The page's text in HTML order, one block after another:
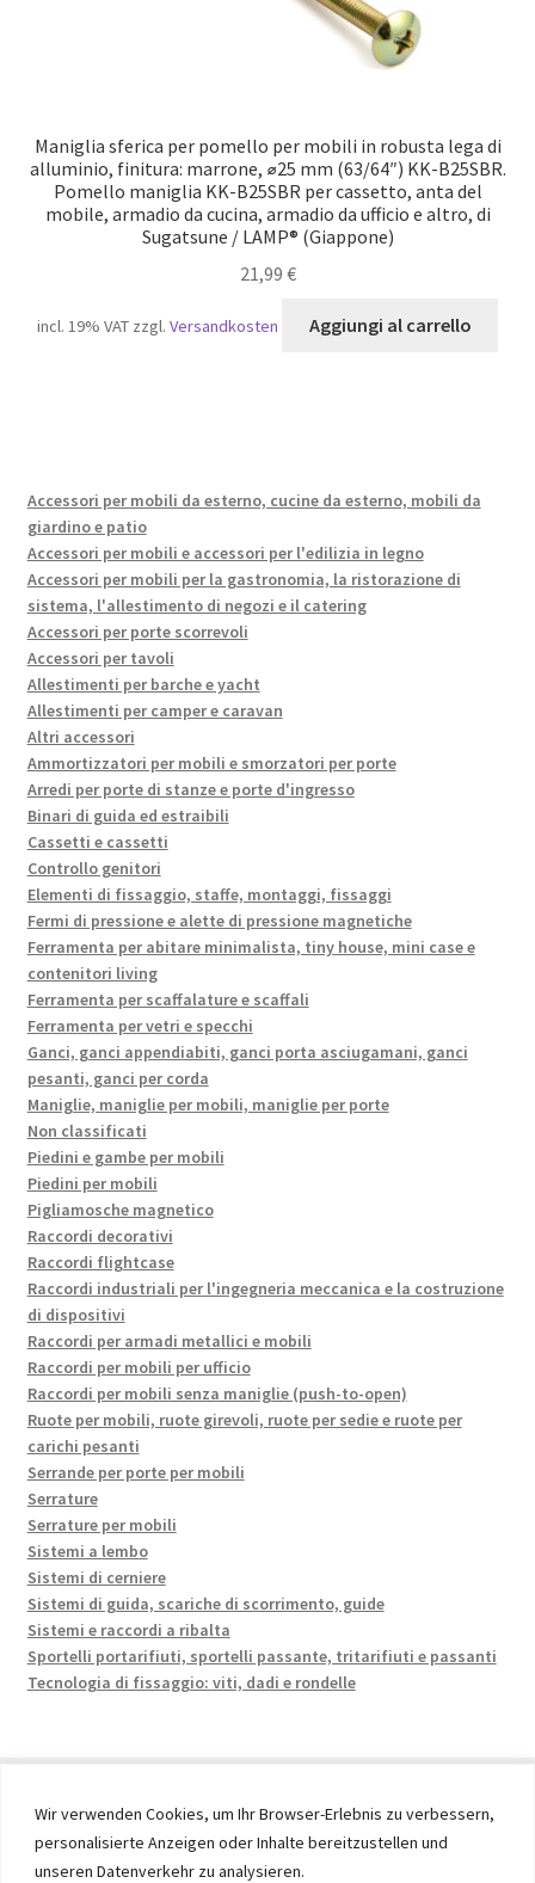
Wir verwenden Cookies, um Ihr Browser-Erlebnis zu verbessern,
personalisierte Anzeigen oder Inhalte bereitzustellen und
unseren Datenverkehr zu analysieren.
Maniglia sferica per pomello per mobili in robusta lega di
alluminio, finitura: marrone, ⌀25 mm (63/64″) KK-B25SBR.
Pomello maniglia KK-B25SBR per cassetto, anta del
mobile, armadio da cucina, armadio da ufficio e altro, di
Sugatsune / LAMP® (Giappone)
21,99 €
incl. 19% VAT zzgl. Versandkosten Aggiungi al carrello
Accessori per mobili da esterno, cucine da esterno, mobili da
giardino e patio
Accessori per mobili e accessori per l'edilizia in legno
Accessori per mobili per la gastronomia, la ristorazione di
sistema, l'allestimento di negozi e il catering
Accessori per porte scorrevoli
Accessori per tavoli
Allestimenti per barche e yacht
Allestimenti per camper e caravan
Altri accessori
Ammortizzatori per mobili e smorzatori per porte
Arredi per porte di stanze e porte d'ingresso
Binari di guida ed estraibili
Cassetti e cassetti
Controllo genitori
Elementi di fissaggio, staffe, montaggi, fissaggi
Fermi di pressione e alette di pressione magnetiche
Ferramenta per abitare minimalista, tiny house, mini case e
contenitori living
Ferramenta per scaffalature e scaffali
Ferramenta per vetri e specchi
Ganci, ganci appendiabiti, ganci porta asciugamani, ganci
pesanti, ganci per corda
Maniglie, maniglie per mobili, maniglie per porte
Non classificati
Piedini e gambe per mobili
Piedini per mobili
Pigliamosche magnetico
Raccordi decorativi
Raccordi flightcase
Raccordi industriali per l'ingegneria meccanica e la costruzione
di dispositivi
Raccordi per armadi metallici e mobili
Raccordi per mobili per ufficio
Raccordi per mobili senza maniglie (push-to-open)
Ruote per mobili, ruote girevoli, ruote per sedie e ruote per
carichi pesanti
Serrande per porte per mobili
Serrature
Serrature per mobili
Sistemi a lembo
Sistemi di cerniere
Sistemi di guida, scariche di scorrimento, guide
Sistemi e raccordi a ribalta
Sportelli portarifiuti, sportelli passante, tritarifiuti e passanti
Tecnologia di fissaggio: viti, dadi e rondelle
© 2026 by UMAXO Germany, member of the ERUON Group.